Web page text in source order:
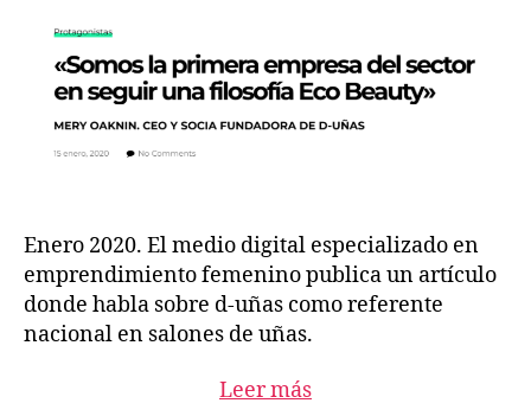
Enero 2020. El medio digital especializado en
emprendimiento femenino publica un artículo
donde habla sobre d-uñas como referente
nacional en salones de uñas.
Leer más